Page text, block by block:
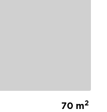
70 m2